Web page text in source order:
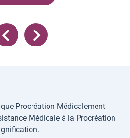
Procréation Médicalement
Médicale à la Procréation